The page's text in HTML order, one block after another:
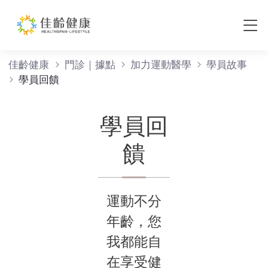
學員回饋
佳齡健康 門診｜據點 加力運動醫學
學員故事
學員回饋
學員回
饋
運動不分
年齡，您
我都能自
在享受健